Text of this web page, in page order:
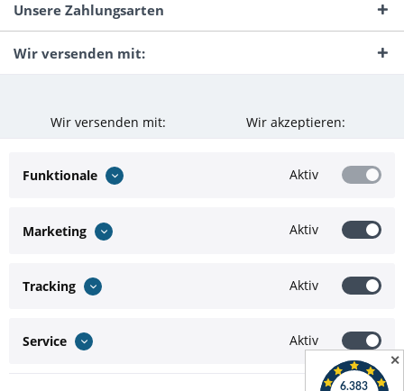
✕
Unsere Zahlungsarten
Wir versenden mit:
Wir versenden mit: Wir akzeptieren:
Funktionale Aktiv
Marketing Aktiv
Tracking Aktiv
Service Aktiv